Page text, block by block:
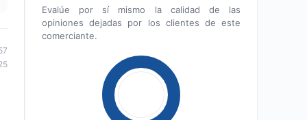
Evalúe por sí mismo la calidad de las
opiniones dejadas por los clientes de este
comerciante.